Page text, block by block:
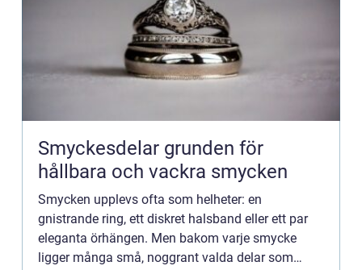
Smyckesdelar grunden för
hållbara och vackra smycken
Smycken upplevs ofta som helheter: en
gnistrande ring, ett diskret halsband eller ett par
eleganta örhängen. Men bakom varje smycke
ligger många små, noggrant valda delar som